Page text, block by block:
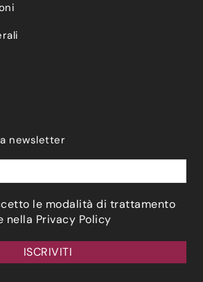
newsletter
le modalità di trattamento
nella Privacy Policy